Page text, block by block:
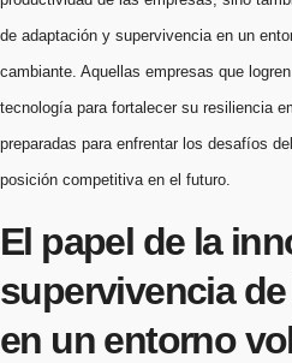
de adaptación y supervivencia en un
cambiante. Aquellas empresas que
tecnología para fortalecer su resiliencia
preparadas para enfrentar los desafíos
posición competitiva en el futuro.
El papel de la
supervivencia
en un entorno